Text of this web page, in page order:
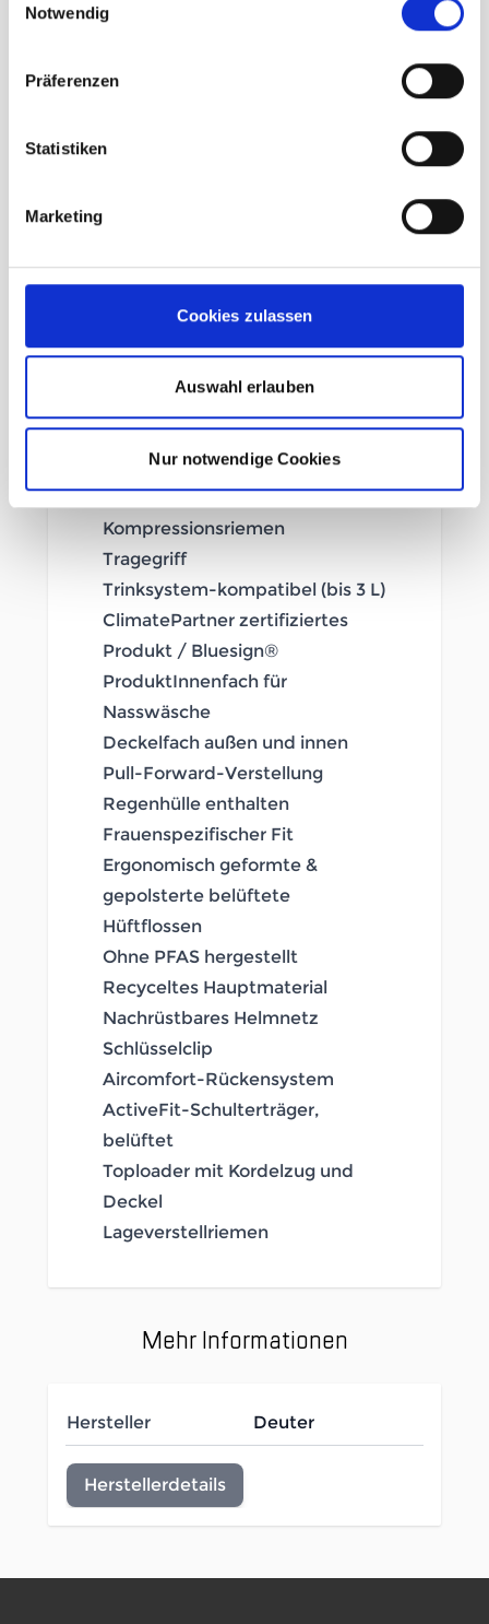
Notwendig
Präferenzen
Statistiken
Marketing
Cookies zulassen
Auswahl erlauben
Nur notwendige Cookies
Brustgurtschnalle
Brillenhalterung
Frontöffnung U-förmig mit
Reißverschluss
Ergonomisch geformte &
Dauerhaft elastischer
Federstahlrahmen
Seitlich außenliegende
Kompressionsriemen
Tragegriff
Trinksystem-kompatibel (bis 3 L)
ClimatePartner zertifiziertes
Produkt / Bluesign®
ProduktInnenfach für
Nasswäsche
Deckelfach außen und innen
Pull-Forward-Verstellung
Regenhülle enthalten
Frauenspezifischer Fit
Ergonomisch geformte &
gepolsterte belüftete
Hüftflossen
Ohne PFAS hergestellt
Recyceltes Hauptmaterial
Nachrüstbares Helmnetz
Schlüsselclip
Aircomfort-Rückensystem
ActiveFit-Schulterträger,
belüftet
Toploader mit Kordelzug und
Deckel
Lageverstellriemen
Mehr Informationen
Hersteller Deuter
Herstellerdetails